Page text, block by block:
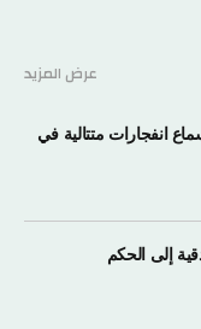
عرض المزيد
انفجارات متتالية في
إلى الحكم